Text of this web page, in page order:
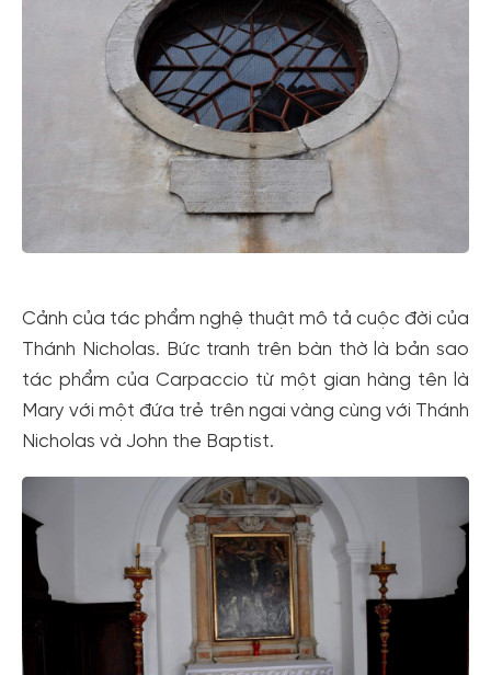
Cảnh của tác phẩm nghệ thuật mô tả cuộc đời của
Thánh Nicholas. Bức tranh trên bàn thờ là bản sao
tác phẩm của Carpaccio từ một gian hàng tên là
Mary với một đứa trẻ trên ngai vàng cùng với Thánh
Nicholas và John the Baptist.